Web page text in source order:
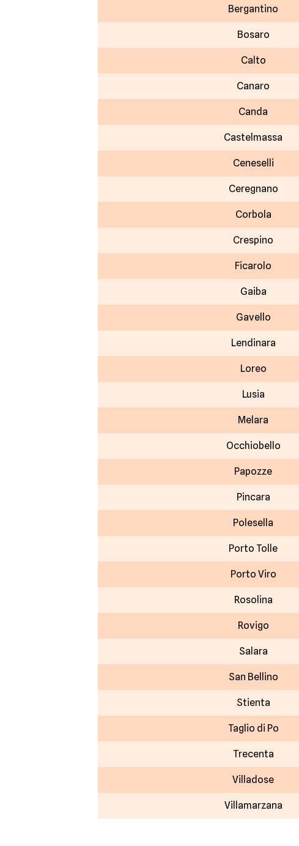
Bergantino
Bosaro
Calto
Canaro
Canda
Castelmassa
Ceneselli
Ceregnano
Corbola
Crespino
Ficarolo
Gaiba
Gavello
Lendinara
Loreo
Lusia
Melara
Occhiobello
Papozze
Pincara
Polesella
Porto Tolle
Porto Viro
Rosolina
Rovigo
Salara
San Bellino
Stienta
Taglio di Po
Trecenta
Villadose
Villamarzana